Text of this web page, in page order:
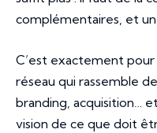
complémentaires, et
C’est exactement pour
réseau qui rassemble
branding, acquisition…
vision de ce que doit